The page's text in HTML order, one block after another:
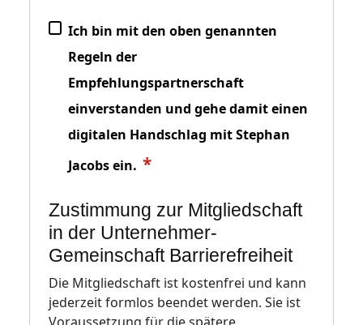
Ich bin mit den oben genannten
Regeln der
Empfehlungspartnerschaft
einverstanden und gehe damit einen
digitalen Handschlag mit Stephan
Jacobs ein.
Zustimmung zur Mitgliedschaft
in der Unternehmer-
Gemeinschaft Barrierefreiheit
Die Mitgliedschaft ist kostenfrei und kann
jederzeit formlos beendet werden. Sie ist